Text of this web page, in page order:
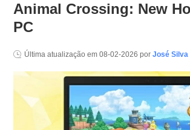
Animal Crossing: New
PC
Última atualização em08-02-2026 porJosé Silva